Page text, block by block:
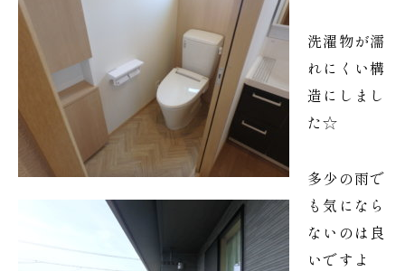
洗濯物が濡
れにくい構
造にしまし
た☆
多少の雨で
も気になら
ないのは良
いですよ